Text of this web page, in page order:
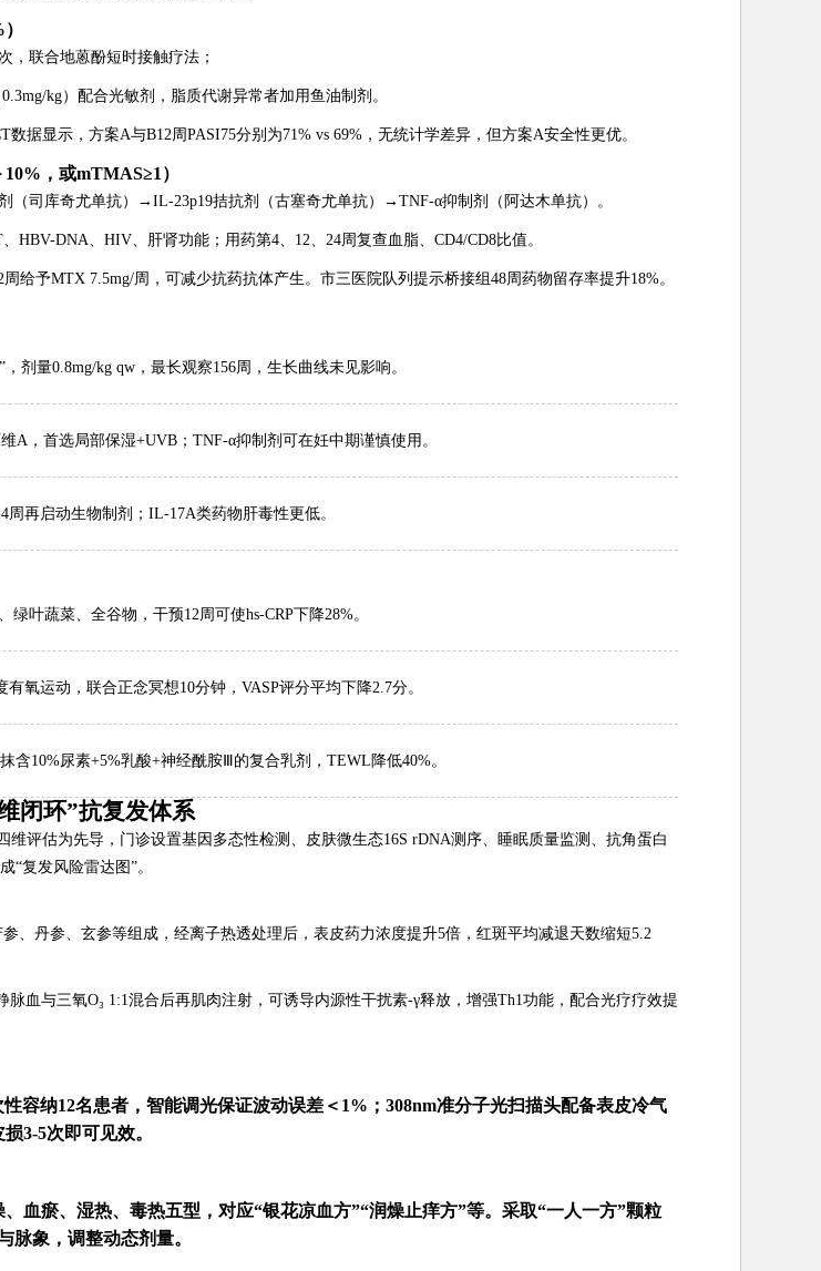
，联合地蒽酚短时接触疗法；
kg）配合光敏剂，脂质代谢异常者加用鱼油制剂。
数据显示，方案A与B12周PASI75分别为71% vs 69%，无统计学差异，但方案A安全性更优。
，或mTMAS≥1）
（司库奇尤单抗）→IL-23p19拮抗剂（古塞奇尤单抗）→TNF-α抑制剂（阿达木单抗）。
HBV-DNA、HIV、肝肾功能；用药第4、12、24周复查血脂、CD4/CD8比值。
给予MTX 7.5mg/周，可减少抗药抗体产生。市三医院队列提示桥接组48周药物留存率提升18%。
剂量0.8mg/kg qw，最长观察156周，生长曲线未见影响。
A，首选局部保湿+UVB；TNF-α抑制剂可在妊中期谨慎使用。
再启动生物制剂；IL-17A类药物肝毒性更低。
叶蔬菜、全谷物，干预12周可使hs-CRP下降28%。
氧运动，联合正念冥想10分钟，VASP评分平均下降2.7分。
含10%尿素+5%乳酸+神经酰胺Ⅲ的复合乳剂，TEWL降低40%。
闭环”抗复发体系
维评估为先导，门诊设置基因多态性检测、皮肤微生态16S rDNA测序、睡眠质量监测、抗角蛋白
“复发风险雷达图”。
、丹参、玄参等组成，经离子热透处理后，表皮药力浓度提升5倍，红斑平均减退天数缩短5.2
脉血与三氧O₃ 1:1混合后再肌肉注射，可诱导内源性干扰素-γ释放，增强Th1功能，配合光疗疗效提
容纳12名患者，智能调光保证波动误差＜1%；308nm准分子光扫描头配备表皮冷气
3-5次即可见效。
血瘀、湿热、毒热五型，对应“银花凉血方”“润燥止痒方”等。采取“一人一方”颗粒
脉象，调整动态剂量。